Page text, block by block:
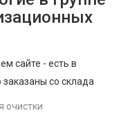
Любое средство из
повреждения
для чистки
ассенизатора.
состав,
сайте
сайте - есть в
со склада
очистки